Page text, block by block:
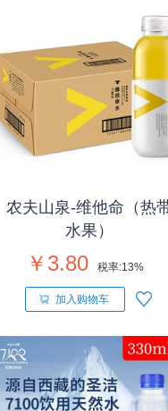
农夫山泉-维他命（热
水果）
￥3.80 税率:13%
加入购物车